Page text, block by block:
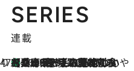
SERIES
連載
47都道府県の手みやげ ひんやりスイーツで夏を満喫
2026.8.8
【兵庫県】この夏絶対食べたい 冷やしておいしいおやつ3選 淡路島の恵みをジェラートに集約